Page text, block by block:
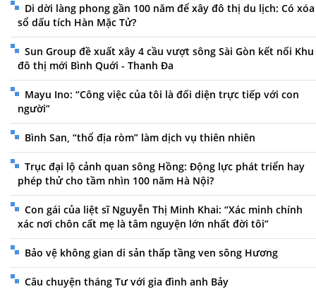
Di dời làng phong gần 100 năm để xây đô thị du lịch: Có xóa
sổ dấu tích Hàn Mặc Tử?
Sun Group đề xuất xây 4 cầu vượt sông Sài Gòn kết nối Khu
đô thị mới Bình Quới - Thanh Đa
Mayu Ino: “Công việc của tôi là đối diện trực tiếp với con
người”
Bình San, “thổ địa ròm” làm dịch vụ thiên nhiên
Trục đại lộ cảnh quan sông Hồng: Động lực phát triển hay
phép thử cho tầm nhìn 100 năm Hà Nội?
Con gái của liệt sĩ Nguyễn Thị Minh Khai: “Xác minh chính
xác nơi chôn cất mẹ là tâm nguyện lớn nhất đời tôi”
Bảo vệ không gian di sản thấp tầng ven sông Hương
Câu chuyện tháng Tư với gia đình anh Bảy